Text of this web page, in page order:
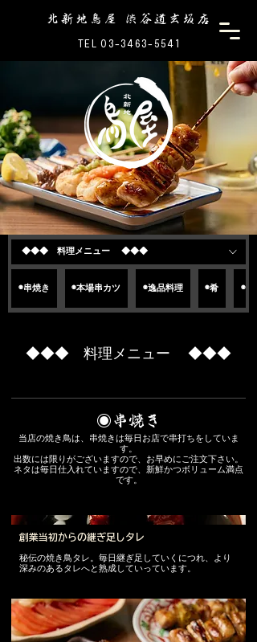
北新地鳥屋 渋谷道玄坂店
TEL 03-3463-5541
◆◆◆ 料理メニュー ◆◆◆
◉串焼き ◉本場串カツ ◉逸品料理 ◉肴 ◉〆
◆◆◆ 料理メニュー ◆◆◆
◉串焼き
当店の焼き鳥は、串焼きは毎日お店で串打ちをしていま
す。
出数には限りがございますので、お早めにご注文下さい。
ネタは毎日仕入れていますので、新鮮かつボリューム満点
です。
創業当初からの継ぎ足しタレ
秘伝の焼き鳥タレ。毎日継ぎ足していくにつれ、より
深みのあるタレへと熟成していっています。